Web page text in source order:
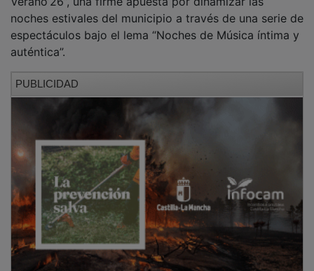
noches estivales del municipio a través de una serie de
espectáculos bajo el lema “Noches de Música íntima y
auténtica”.